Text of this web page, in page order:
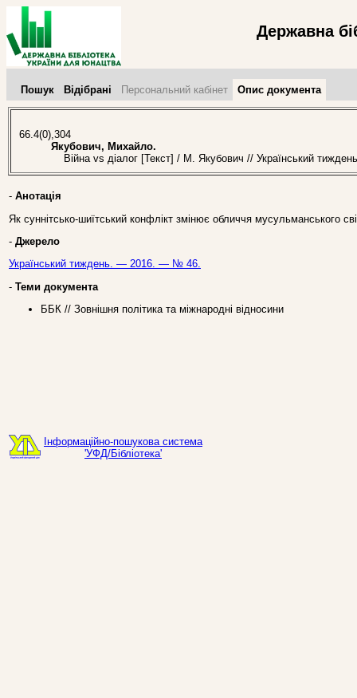
Державна
Пошук Відібрані Персональний кабінет Опис документа
66.4(0),304
Якубович, Михайло.
Війна vs діалог [Текст] / М. Якубович // Український
- Анотація
Як суннітсько-шиїтський конфлікт змінює обличчя мусульманського
- Джерело
Український тиждень. — 2016. — № 46.
- Теми документа
ББК // Зовнішня політика та міжнародні відносини
Інформаційно-пошукова система
'УФД/Бібліотека'